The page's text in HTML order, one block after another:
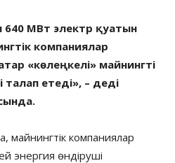
640 МВт электр қуатын
компаниялар
«көлеңкелі» майнингті
етеді», – деді
компаниялар
энергия өндіруші